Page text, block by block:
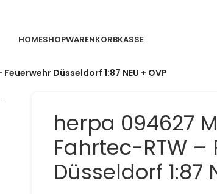
HOMESHOPWARENKORBKASSE
Düsseldorf 1:87 NEU + OVP
herpa 094627
Fahrtec-RTW –
Düsseldorf 1:87